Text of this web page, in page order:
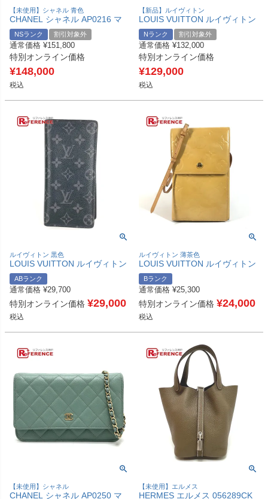
【未使用】シャネル 青色
CHANEL シャネル AP0216 マ
トラッセ クラシック ジップ コ
インパース 財布 ウォレット コ
インケース デニム メンズ ブル
ー 未使用 【中古】
NSランク 割引対象外
通常価格 ¥151,800
特別オンライン価格
¥148,000
税込
【新品】ルイヴィトン
LOUIS VUITTON ルイヴィトン
M27736 LV × TM 村上隆コラボ
ポルトフォイユ・リサ コンパク
トウォレット 財布 ウォレット
2つ折り財布 モノグラムマルチ
カラーキャンバス レディース
ブロン 【新品】
Nランク 割引対象外
通常価格 ¥132,000
特別オンライン価格
¥129,000
税込
ルイヴィトン 黒色
LOUIS VUITTON ルイヴィトン
M61697 モノグラムエクリプス
ポルトフォイユ ブラザ ポルト
フォイユ ブラザ 財布 ロングウ
ォレット 2つ折り 長財布 モノ
グラムエクリプスキャンバス ユ
ニセックス ブラック 【中古】
ABランク
通常価格 ¥29,700
特別オンライン価格 ¥29,000
税込
ルイヴィトン 薄茶色
LOUIS VUITTON ルイヴィトン
不明 モノグラムヴェルニ ウォ
ーカー ポシェット カバン ショ
ルダーバッグ 3つ折り財布 モノ
グラムヴェルニキャンバス ユニ
セックス ベージュ 【中古】
Bランク
通常価格 ¥25,300
特別オンライン価格 ¥24,000
税込
【未使用】シャネル
CHANEL シャネル AP0250 マ
【未使用】エルメス
HERMES エルメス 056289CK